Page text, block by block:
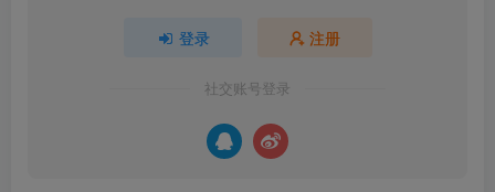
登录 注册
社交账号登录